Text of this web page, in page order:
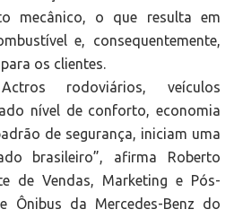
mecânico, o que resulta em
e, consequentemente,
os clientes.
rodoviários, veículos
nível de conforto, economia
de segurança, iniciam uma
brasileiro”, afirma Roberto
de Vendas, Marketing e Pós-
Ônibus da Mercedes-Benz do